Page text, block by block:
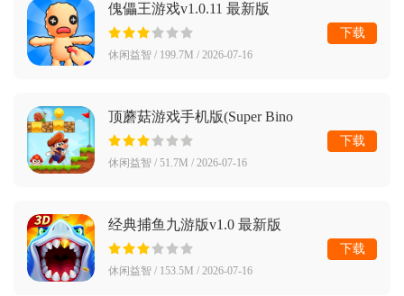
傀儡王游戏v1.0.11 最新版
休闲益智 / 199.7M / 2026-07-16
下载
顶蘑菇游戏手机版(Super Bino
Go)v4.4.30.4117 最新版
休闲益智 / 51.7M / 2026-07-16
下载
经典捕鱼九游版v1.0 最新版
休闲益智 / 153.5M / 2026-07-16
下载